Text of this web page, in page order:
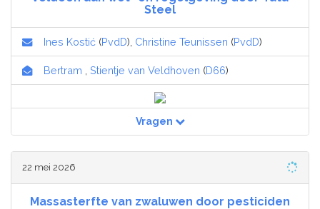
Steel
Ines Kostić (PvdD), Christine Teunissen (PvdD)
Bertram Stientje van Veldhoven (D66)
Vragen
22 mei 2026
Massasterfte van zwaluwen door pesticiden